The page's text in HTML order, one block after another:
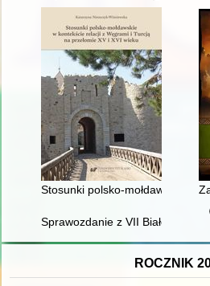
Stosunki polsko-mołdawskie w
Sprawozdanie z VII
ROCZNIK